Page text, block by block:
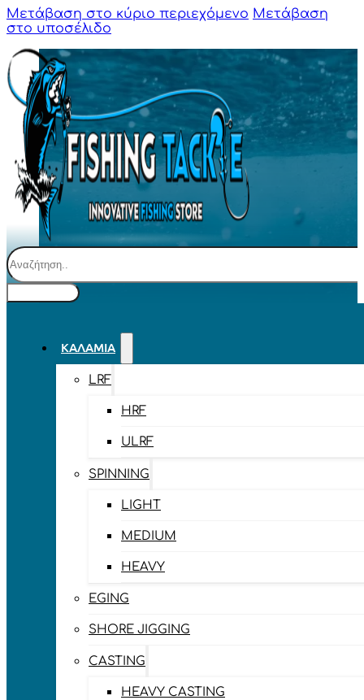
Μετάβαση στο κύριο περιεχόμενο Μετάβαση
στο υποσέλιδο
Αναζήτηση
ΚΑΛΆΜΙΑ
LRF
HRF
ULRF
SPINNING
LIGHT
MEDIUM
HEAVY
EGING
SHORE JIGGING
CASTING
HEAVY CASTING